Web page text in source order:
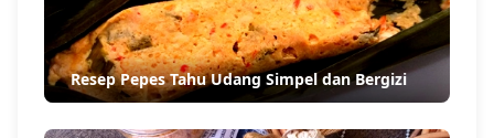
Resep Pepes Tahu Udang Simpel dan Bergizi